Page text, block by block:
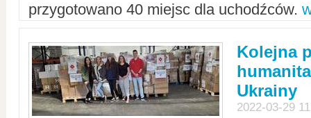
przygotowano 40 miejsc dla uchodźców.
Kolejna
Ukrainy
2022-03-29